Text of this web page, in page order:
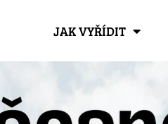
JAK VYŘÍDIT